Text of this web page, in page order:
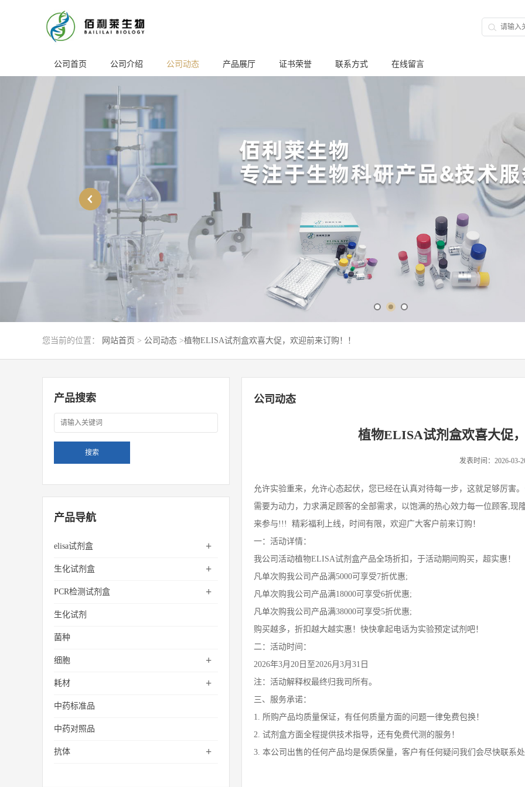
公司首页 公司介绍 公司动态 产品展厅 证书荣誉 联系方式 在线留言
您当前的位置： 网站首页 > 公司动态 >植物ELISA试剂盒欢喜大促，欢迎前来订购！！
产品搜索
产品导航
elisa试剂盒 +
生化试剂盒 +
PCR检测试剂盒 +
生化试剂
菌种
细胞 +
耗材 +
中药标准品
中药对照品
抗体 +
公司动态
植物ELISA试剂盒欢喜大促
发表时间：2026-03-
允许实验重来，允许心态起伏，您已经在认真对待每一步，这就足够厉害
需要为动力，力求满足顾客的全部需求，以饱满的热心效力每一位顾客,
来参与!!! 精彩福利上线，时间有限，欢迎广大客户前来订购！
一：活动详情：
我公司活动植物ELISA试剂盒产品全场折扣，于活动期间购买，超实惠！
凡单次购我公司产品满5000可享受7折优惠;
凡单次购我公司产品满18000可享受6折优惠;
凡单次购我公司产品满38000可享受5折优惠;
购买越多，折扣越大越实惠！快快拿起电话为实验预定试剂吧！
二：活动时间：
2026年3月20日至2026月3月31日
注：活动解释权最终归我司所有。
三、服务承诺：
1. 所购产品均质量保证，有任何质量方面的问题一律免费包换！
2. 试剂盒方面全程提供技术指导，还有免费代测的服务！
3. 本公司出售的任何产品均是保质保量，客户有任何疑问我们会尽快联系